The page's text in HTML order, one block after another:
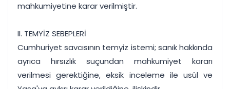
mahkumiyetine karar verilmiştir.
II. TEMYİZ SEBEPLERİ
Cumhuriyet savcısının temyiz istemi; sanık hakkında
ayrıca hırsızlık suçundan mahkumiyet kararı
verilmesi gerektiğine, eksik inceleme ile usûl ve